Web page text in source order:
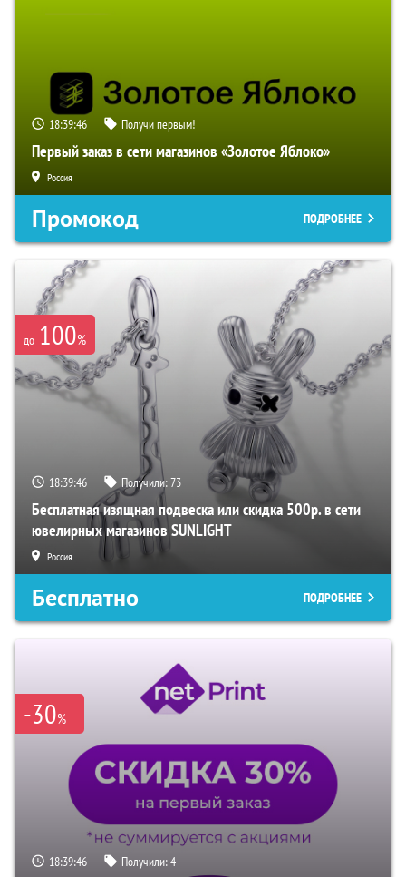
18:39:45 Получи первым!
Первый заказ в сети магазинов «Золотое Яблоко»
Россия
Промокод ПОДРОБНЕЕ
до 100%
18:39:45 Получили:73
Бесплатная изящная подвеска или скидка 500р. в сети
ювелирных магазинов SUNLIGHT
Россия
Бесплатно ПОДРОБНЕЕ
-30%
18:39:45 Получили:4